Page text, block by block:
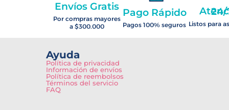
Envíos Gratis
Por compras mayores
a $300.000
Pago Rápido
Pagos 100% seguros
Atención
Listos para
Ayuda
Política de privacidad
Información de envíos
Política de reembolsos
Términos del servicio
FAQ